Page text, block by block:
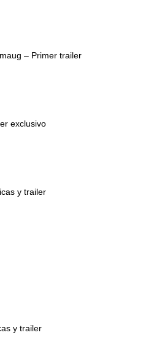
– Primer trailer
exclusivo
y trailer
y trailer